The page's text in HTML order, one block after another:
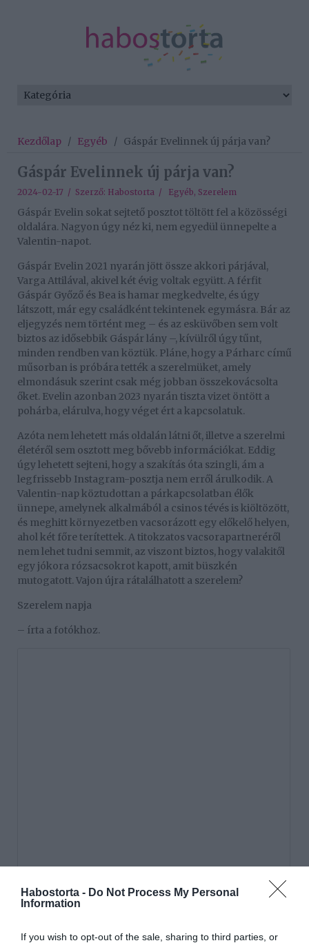
Habostorta - Do Not Process My Personal
Information
If you wish to opt-out of the sale, sharing to third parties, or
Kezdőlap / Egyéb / Gáspár Evelinnek új párja van?
Gáspár Evelinnek új párja van?
2024-02-17 / Szerző: Habostorta / Egyéb, Szerelem
Gáspár Evelin sokat sejtető posztot töltött fel a közösségi
oldalára. Nagyon úgy néz ki, nem egyedül ünnepelte a
Valentin-napot.
Gáspár Evelin 2021 nyarán jött össze akkori párjával,
Varga Attilával, akivel két évig voltak együtt. A férfit
Gáspár Győző és Bea is hamar megkedvelte, és úgy
látszott, már egy családként tekintenek egymásra. Bár az
eljegyzés nem történt meg – és az esküvőben sem volt
biztos az idősebbik Gáspár lány –, kívülről úgy tűnt,
minden rendben van köztük. Pláne, hogy a Párharc című
műsorban is próbára tették a szerelmüket, amely
elmondásuk szerint csak még jobban összekovácsolta
őket. Evelin azonban 2023 nyarán tiszta vizet öntött a
pohárba, elárulva, hogy véget ért a kapcsolatuk.
Azóta nem lehetett más oldalán látni őt, illetve a szerelmi
életéről sem osztott meg bővebb információkat. Eddig
úgy lehetett sejteni, hogy a szakítás óta szingli, ám a
legfrissebb Instagram-posztja nem erről árulkodik. A
Valentin-nap köztudottan a párkapcsolatban élők
ünnepe, amelynek alkalmából a csinos tévés is kiöltözött,
és meghitt környezetben vacsorázott egy előkelő helyen,
ahol két főre terítettek. A titokzatos vacsorapartneréről
nem lehet tudni semmit, az viszont biztos, hogy valakitől
egy jókora rózsacsokrot kapott, amit büszkén
mutogatott. Vajon újra rátalálhatott a szerelem?
Szerelem napja
– írta a fotókhoz.